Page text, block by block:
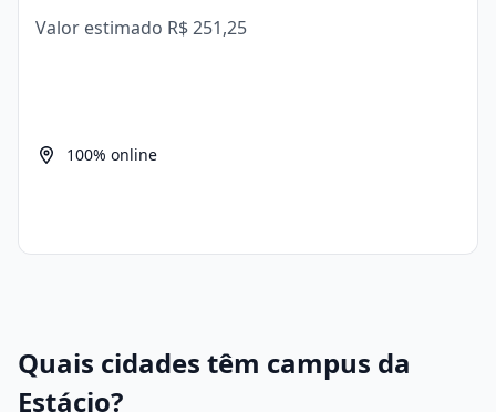
Valor estimado R$ 251,25
100% online
Quais cidades têm campus da
Estácio?